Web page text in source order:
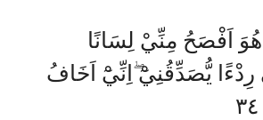
اَفْصَحُ مِنِّيْ لِسَانًا
يُّصَدِّقُنِيْٓ ۖاِنِّيْٓ اَخَافُ